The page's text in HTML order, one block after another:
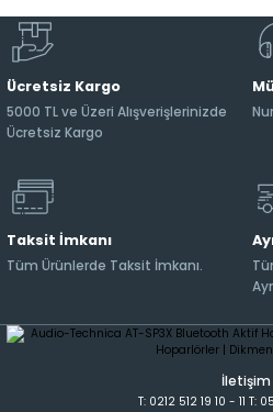
Ücretsiz Kargo
5000 TL ve Üzeri Alışverişlerinizde
Ücretsiz Kargo
Taksit İmkanı
Tüm Ürünlerde Taksit İmkanı.
İletişim
T: 0212 512 19 10 - 11